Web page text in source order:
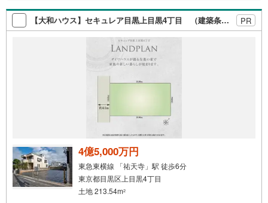
するのが効果的？・どこの銀行で借りるとお得なの？・適
切な借入額は？■キッズスペースもございます☆DVD、おも
ちゃ、絵本、ぬりえなど充実させております。資料請求は
【下部オレンジ色資料請求ボタン】よりお問い合わせくだ
【大和ハウス】セキュレア目黒上目黒4丁目 （建築条件付宅地分譲） PR
4億5,000万円
東急東横線 「祐天寺」駅 徒歩6分
東京都目黒区上目黒4丁目
土地 213.54m2